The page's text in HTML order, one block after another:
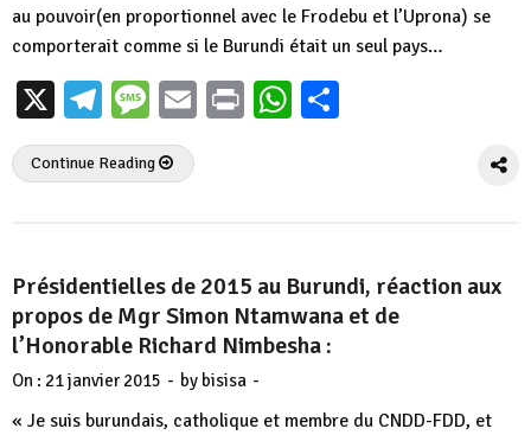
au pouvoir(en proportionnel avec le Frodebu et l’Uprona) se
comporterait comme si le Burundi était un seul pays…
X Telegram
Message
EmailPrintWhatsApp
Continue Reading
Présidentielles de 2015 au Burundi, réaction aux
propos de Mgr Simon Ntamwana et de
l’Honorable Richard Nimbesha :
On : 21 janvier 2015 - by bisisa -
« Je suis burundais, catholique et membre du CNDD-FDD, et